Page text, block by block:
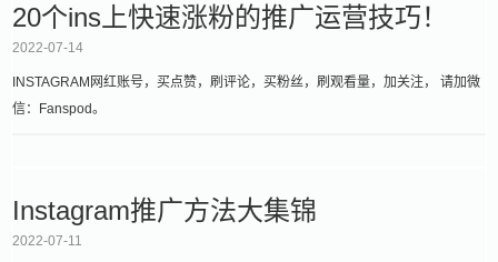
20个ins上快速涨粉的推广运营技巧！
2022-07-14
INSTAGRAM网红账号，买点赞，刷评论，买粉丝，刷观看量，加关注， 请加微
信：Fanspod。
Instagram推广方法大集锦
2022-07-11